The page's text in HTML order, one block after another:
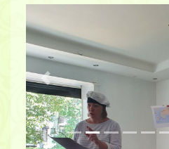
Previous